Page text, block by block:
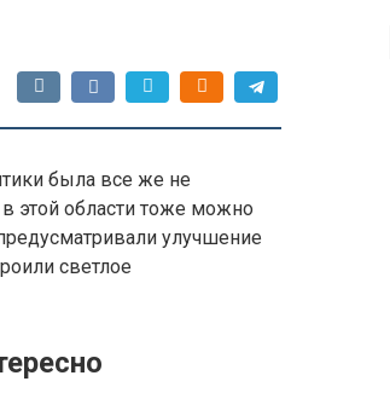
была все же не
в этой области тоже можно
улучшение
светлое